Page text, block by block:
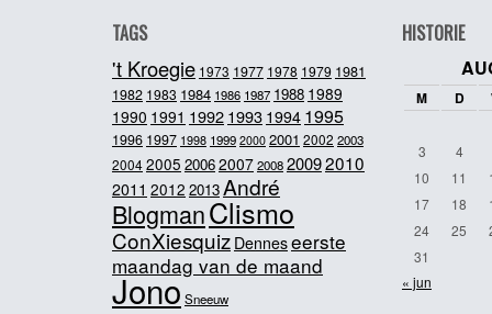
TAGS
't Kroegie 1973 1977 1978 1979 1981
1982 1983 1984 1986 1987 1988 1989
1990 1991 19921993 1994 1995
1996 1997 1998 1999 2000 2001 2002 2003
20042005 20062007200820092010
2011 2012 2013André
BlogmanClismo
ConXiesquiz Denneseerste
maandag van de maand
JonoSneeuw
HISTORIE
M D
3
4
10
11
17
18
24
25
31
« jun